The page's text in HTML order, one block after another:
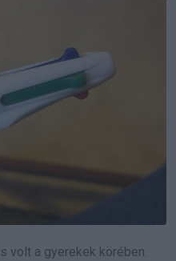
volt a gyerekek körében.